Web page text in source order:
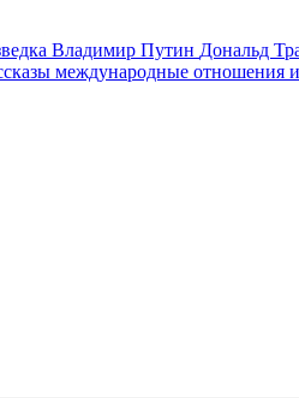
Владимир Путин Дональд
международные отношения